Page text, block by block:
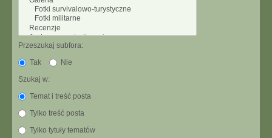
Przeszukaj subfora:
Tak
Nie
Szukaj w:
Temat i treść posta
Tylko treść posta
Tylko tytuły tematów